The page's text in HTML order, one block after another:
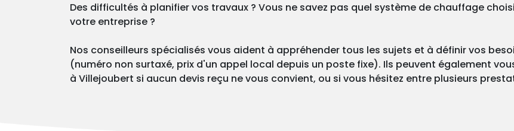
Des difficultés à planifier vos travaux ? Vous ne savez pas quel système de chauffage
votre entreprise ?
Nos conseilleurs spécialisés vous aident à appréhender tous les sujets et à définir vos
(numéro non surtaxé, prix d'un appel local depuis un poste fixe). Ils peuvent également
à Villejoubert si aucun devis reçu ne vous convient, ou si vous hésitez entre plusieurs